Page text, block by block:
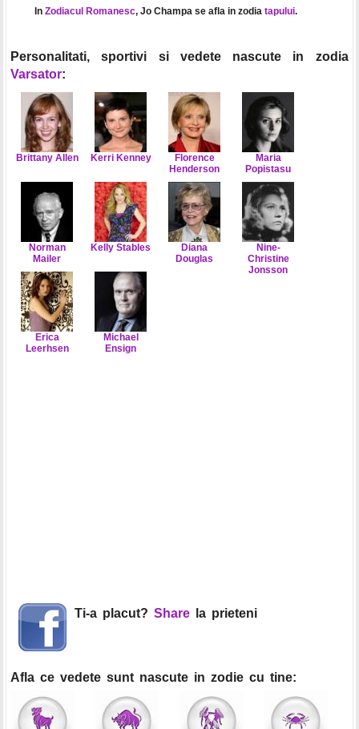
In Zodiacul Romanesc, Jo Champa se afla in zodia tapului.
Personalitati, sportivi si vedete nascute in zodia
Varsator:
Brittany Allen Kerri Kenney
Florence
Henderson
Maria
Popistasu
Norman
Mailer
Kelly Stables
Diana
Douglas
Nine-
Christine
Jonsson
Erica
Leerhsen
Michael
Ensign
Ti-a placut? Share la prieteni
Afla ce vedete sunt nascute in zodie cu tine: